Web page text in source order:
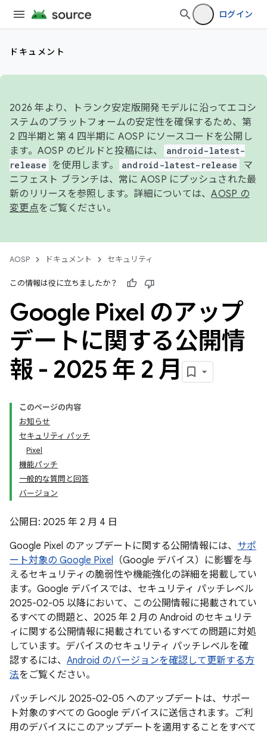
ログイン
ドキュメント
2026 年より、トランク安定版開発モデルに沿ってエコシ
ステムのプラットフォームの安定性を確保するため、第
2 四半期と第 4 四半期に AOSP にソースコードを公開し
ます。AOSP のビルドと投稿には、
android-latest-
release
を使用します。 android-latest-release
マ
ニフェスト ブランチは、常に AOSP にプッシュされた最
新のリリースを参照します。詳細については、AOSP の
変更点をご覧ください。
AOSP ドキュメント セキュリティ
この情報は役に立ちましたか？
Google Pixel のアップ
デートに関する公開情
報 - 2025 年 2 月
このページの内容
お知らせ
セキュリティ パッチ
Pixel
機能パッチ
一般的な質問と回答
バージョン
公開日: 2025 年 2 月 4 日
Google Pixel のアップデートに関する公開情報には、 サポ
ート対象の Google Pixel （Google デバイス）に影響を与
えるセキュリティの脆弱性や機能強化の詳細を掲載してい
ます。Google デバイスでは、セキュリティ パッチレベル
2025-02-05 以降において、この公開情報に掲載されてい
るすべての問題と、2025 年 2 月の Android のセキュリテ
ィに関する公開情報に掲載されているすべての問題に対処
しています。デバイスのセキュリティ パッチレベルを確
認するには、 Android のバージョンを確認して更新する方
法をご覧ください。
パッチレベル 2025-02-05 へのアップデートは、サポー
ト対象のすべての Google デバイスに送信されます。ご利
用のデバイスにこのアップデートを適用することをすべて